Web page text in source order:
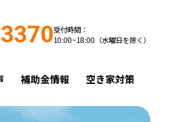
受付時間：
10:00~18:00（水曜日を除く）
補助金情報 空き家対策